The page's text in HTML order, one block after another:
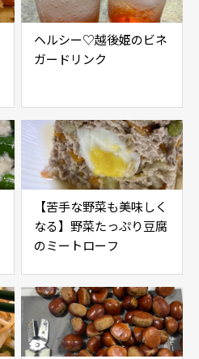
ヘルシー♡越後姫のビネ
ガードリンク
【苦手な野菜も美味しく
なる】野菜たっぷり豆腐
のミートローフ